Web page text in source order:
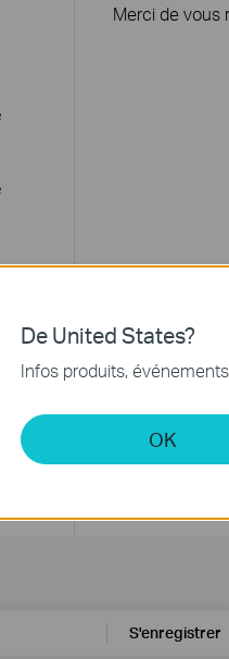
Merci de vous
S'enregistrer
De United States?
Infos produits,
OK